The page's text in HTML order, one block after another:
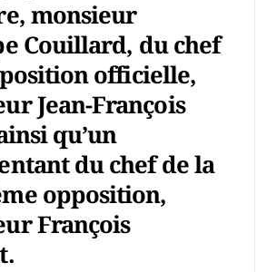
monsieur
Couillard, du chef
officielle,
Jean-François
qu’un
du chef de la
opposition,
François